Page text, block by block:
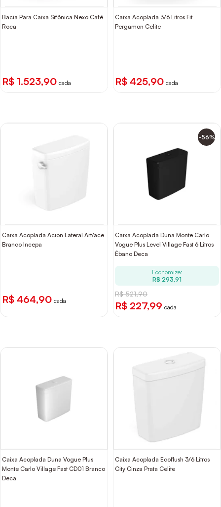
Bacia Para Caixa Sifônica Nexo Café
Roca
R$ 1.523,90 cada
Caixa Acoplada 3/6 Litros Fit
Pergamon Celite
R$ 425,90 cada
Caixa Acoplada Acion Lateral Art/ace
Branco Incepa
R$ 464,90 cada
-56%
Caixa Acoplada Duna Monte Carlo
Vogue Plus Level Village Fast 6 Litros
Ébano Deca
Economize:
R$ 293,91
R$ 521,90
R$ 227,99 cada
Caixa Acoplada Duna Vogue Plus
Monte Carlo Village Fast CD01 Branco
Deca
Caixa Acoplada Ecoflush 3/6 Litros
City Cinza Prata Celite